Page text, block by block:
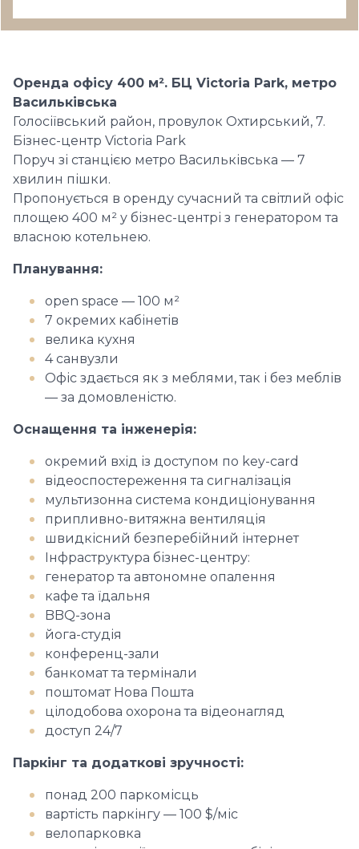
Оренда офісу 400 м². БЦ Victoria Park, метро
Васильківська
Голосіївський район, провулок Охтирський, 7.
Бізнес-центр Victoria Park
Поруч зі станцією метро Васильківська — 7
хвилин пішки.
Пропонується в оренду сучасний та світлий офіс
площею 400 м² у бізнес-центрі з генератором та
власною котельнею.
Планування:
open space — 100 м²
7 окремих кабінетів
велика кухня
4 санвузли
Офіс здається як з меблями, так і без меблів
— за домовленістю.
Оснащення та інженерія:
окремий вхід із доступом по key-card
відеоспостереження та сигналізація
мультизонна система кондиціонування
припливно-витяжна вентиляція
швидкісний безперебійний інтернет
Інфраструктура бізнес-центру:
генератор та автономне опалення
кафе та їдальня
BBQ-зона
йога-студія
конференц-зали
банкомат та термінали
поштомат Нова Пошта
цілодобова охорона та відеонагляд
доступ 24/7
Паркінг та додаткові зручності:
понад 200 паркомісць
вартість паркінгу — 100 $/міс
велопарковка